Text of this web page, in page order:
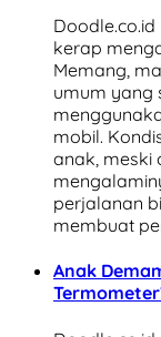
kerap
Memang,
umum yang
mobil.
anak, meski
perjalanan
membuat
Anak